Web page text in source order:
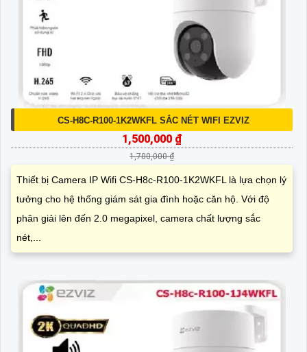
CS-H8C-R100-1K2WKFL SẮC NÉT WIFI EZVIZ
1,500,000 ₫
1,700,000 ₫
Thiết bị Camera IP Wifi CS-H8c-R100-1K2WKFL là lựa chọn lý
tưởng cho hệ thống giám sát gia đình hoặc căn hộ. Với độ
phân giải lên đến 2.0 megapixel, camera chất lượng sắc
nét,...